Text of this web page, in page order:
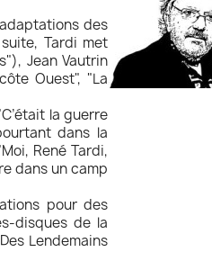
des
Tardi met
Jean Vautrin
Ouest", "La
la guerre
dans la
René Tardi,
dans un camp
pour des
disques de la
Lendemains